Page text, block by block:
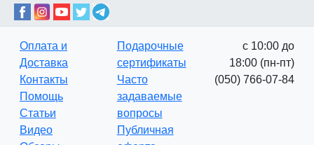
Оплата и
Доставка
Контакты
Помощь
Статьи
Видео
Подарочные
сертификаты
Часто
задаваемые
вопросы
Публичная
с 10:00 до
18:00 (пн-пт)
(050) 766-07-84